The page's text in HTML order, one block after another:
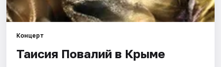
Концерт
Таисия Повалий в Крыме